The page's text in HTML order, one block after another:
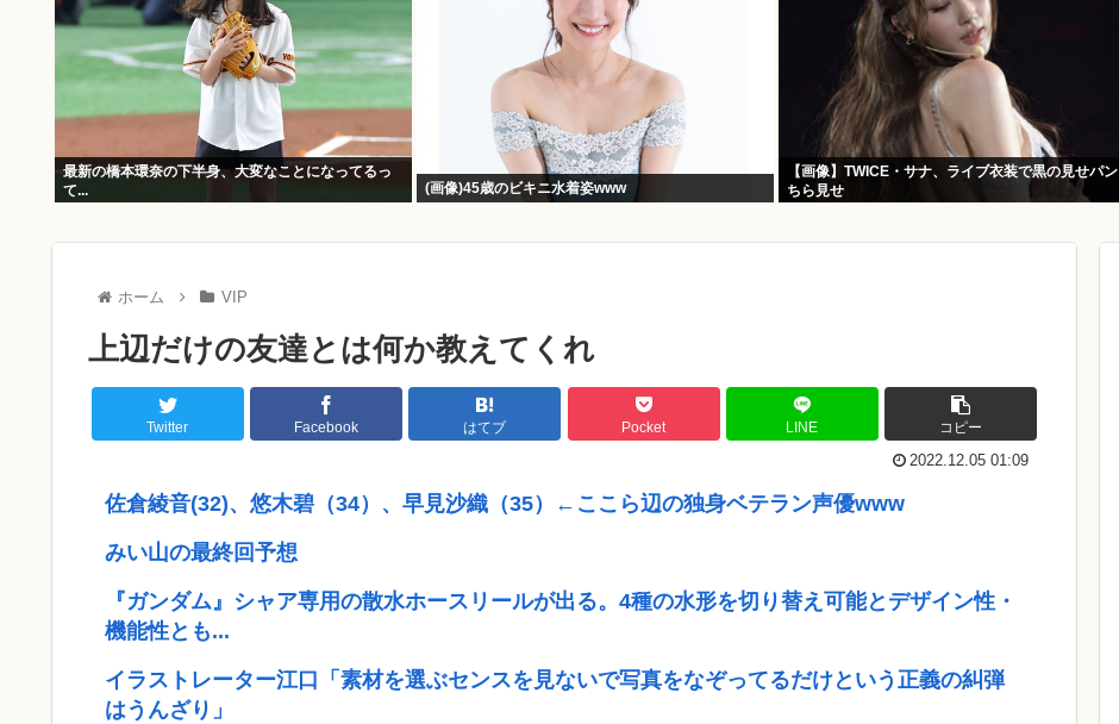
最新の橋本環奈の下半身、大変なことになってるっ
て...
(画像)45歳のビキニ水着姿www
【画像】TWICE・サナ、ライブ衣装で黒の見せパン
ちら見せ
ホーム VIP
上辺だけの友達とは何か教えてくれ
Twitter Facebook はてブ Pocket LINE コピー
2022.12.05 01:09
佐倉綾音(32)、悠木碧（34）、早見沙織（35）←ここら辺の独身ベテラン声優www
みい山の最終回予想
『ガンダム』シャア専用の散水ホースリールが出る。4種の水形を切り替え可能とデザイン性・
機能性とも...
イラストレーター江口「素材を選ぶセンスを見ないで写真をなぞってるだけという正義の糾弾
はうんざり」